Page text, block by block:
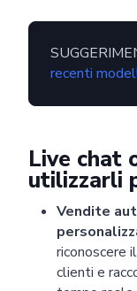
recenti
Live chat
utilizzarli
Vendite
riconoscere
clienti e